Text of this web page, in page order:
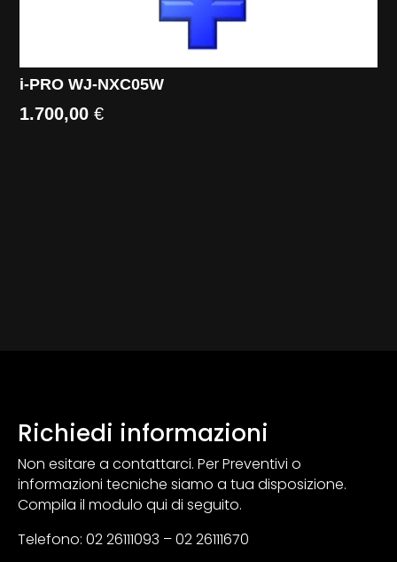
i-PRO WJ-NXC05W
1.700,00€
Richiedi informazioni
Non esitare a contattarci. Per Preventivi o
informazioni tecniche siamo a tua disposizione.
Compila il modulo qui di seguito.
Telefono: 02 26111093 – 02 26111670